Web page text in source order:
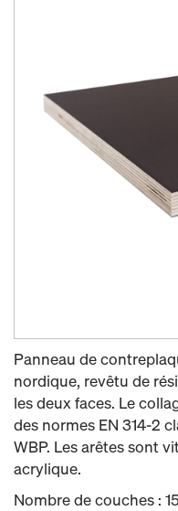
Panneau de
nordique, revêtu de
les deux faces. Le
des normes EN 314-2
WBP. Les arêtes sont
acrylique.
Nombre de couches : 15